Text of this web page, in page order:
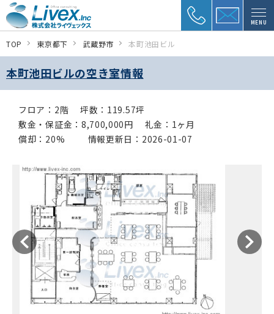
MENU
TOP 東京都下 武蔵野市 本町池田ビル
本町池田ビルの空き室情報
フロア：2階
坪数：119.57坪
敷金・保証金：8,700,000円
礼金：1ヶ月
償却：20%
情報更新日：2026-01-07